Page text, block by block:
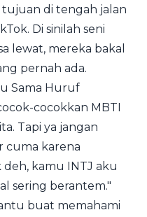
tujuan di tengah jalan
Di sinilah seni
lewat, mereka bakal
pernah ada.
Sama Huruf
cocokkan MBTI
Tapi ya jangan
cuma karena
kamu INTJ aku
sering berantem."
buat memahami